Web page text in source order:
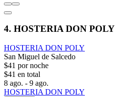
4. HOSTERIA DON POLY
HOSTERIA DON POLY
San Miguel de Salcedo
$41 por noche
$41 en total
8 ago. - 9 ago.
HOSTERIA DON POLY